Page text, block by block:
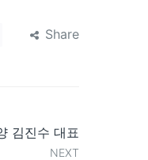
Share
김진수 대표
NEXT